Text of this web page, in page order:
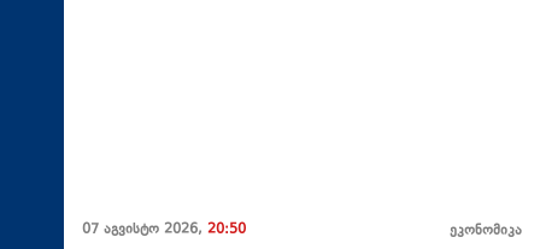
07 აგვისტო 2026, 20:50 ეკონომიკა